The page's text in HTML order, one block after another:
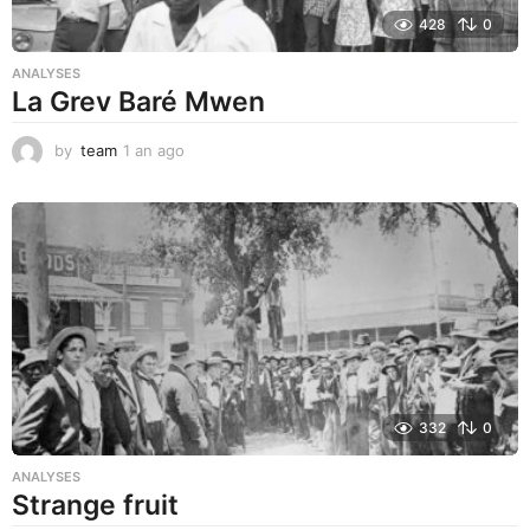
428 0
ANALYSES
La Grev Baré Mwen
by team 1 an ago
a
g
o
332 0
ANALYSES
Strange fruit